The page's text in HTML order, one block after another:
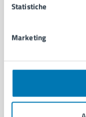
Statistiche
Marketing
Politici
Documenti e dati
Intranet, posta
Ambiente
Anagrafe e stato civile